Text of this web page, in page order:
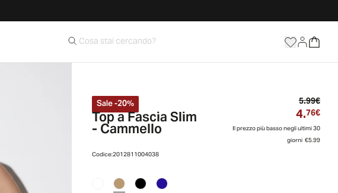
Sale-20%
Top a Fascia Slim
- Cammello
5.99€
4.76€
Il prezzo più basso negli ultimi 30
giorni€5.99
Codice:2012811004038